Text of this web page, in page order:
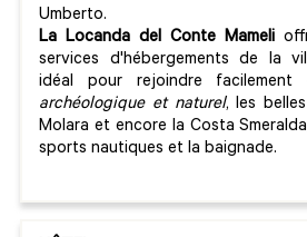
Umberto.
La Locanda del Conte Mameli
services d'hébergements de la
idéal pour rejoindre facilement
archéologique et naturel, les
Molara et encore la Costa
sports nautiques et la baignade.